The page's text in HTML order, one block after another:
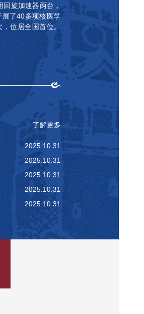
旋加速器两台，
展了40多项核医学
位居全国首位。
了解更多
2025.10.31
2025.10.31
2025.10.31
2025.10.31
2025.10.31